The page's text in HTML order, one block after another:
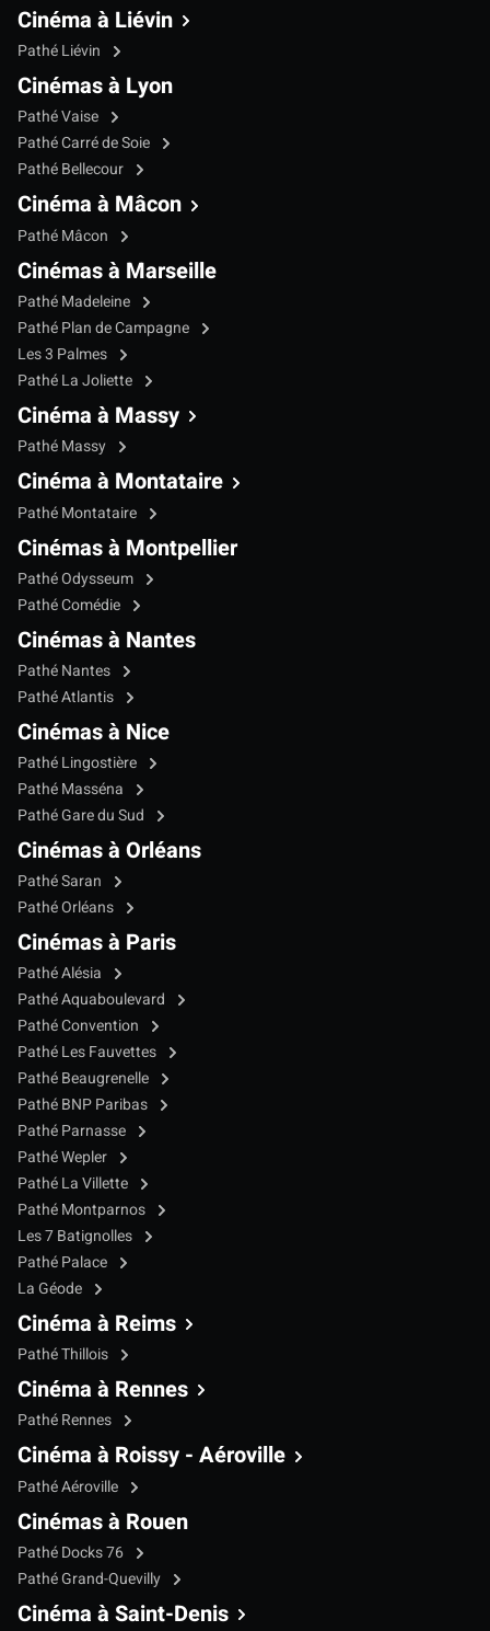
Cinéma à Liévin
Pathé Liévin
Cinémas à Lyon
Pathé Vaise
Pathé Carré de Soie
Pathé Bellecour
Cinéma à Mâcon
Pathé Mâcon
Cinémas à Marseille
Pathé Madeleine
Pathé Plan de Campagne
Les 3 Palmes
Pathé La Joliette
Cinéma à Massy
Pathé Massy
Cinéma à Montataire
Pathé Montataire
Cinémas à Montpellier
Pathé Odysseum
Pathé Comédie
Cinémas à Nantes
Pathé Nantes
Pathé Atlantis
Cinémas à Nice
Pathé Lingostière
Pathé Masséna
Pathé Gare du Sud
Cinémas à Orléans
Pathé Saran
Pathé Orléans
Cinémas à Paris
Pathé Alésia
Pathé Aquaboulevard
Pathé Convention
Pathé Les Fauvettes
Pathé Beaugrenelle
Pathé BNP Paribas
Pathé Parnasse
Pathé Wepler
Pathé La Villette
Pathé Montparnos
Les 7 Batignolles
Pathé Palace
La Géode
Cinéma à Reims
Pathé Thillois
Cinéma à Rennes
Pathé Rennes
Cinéma à Roissy - Aéroville
Pathé Aéroville
Cinémas à Rouen
Pathé Docks 76
Pathé Grand-Quevilly
Cinéma à Saint-Denis